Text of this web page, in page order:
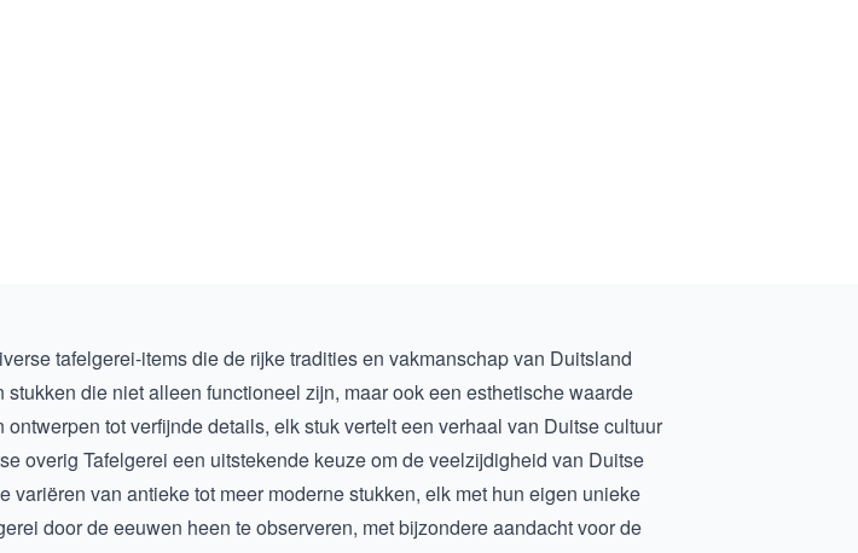
tafelgerei-items die de rijke tradities en vakmanschap van Duitsland
die niet alleen functioneel zijn, maar ook een esthetische waarde
tot verfijnde details, elk stuk vertelt een verhaal van Duitse cultuur
overig Tafelgerei een uitstekende keuze om de veelzijdigheid van Duitse
van antieke tot meer moderne stukken, elk met hun eigen unieke
door de eeuwen heen te observeren, met bijzondere aandacht voor de